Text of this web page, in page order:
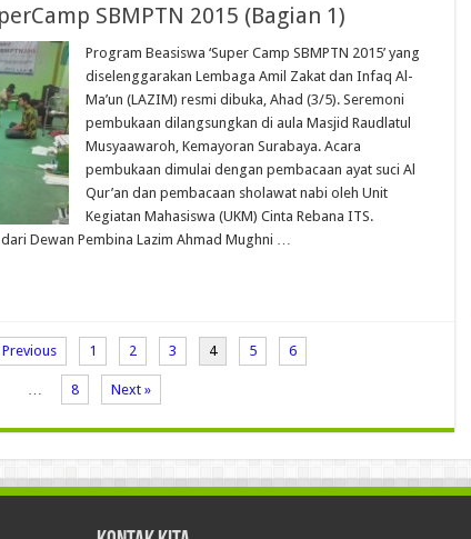
SBMPTN 2015 (Bagian 1)
Program Beasiswa ‘Super Camp SBMPTN 2015’ yang
diselenggarakan Lembaga Amil Zakat dan Infaq Al-
Ma’un (LAZIM) resmi dibuka, Ahad (3/5). Seremoni
pembukaan dilangsungkan di aula Masjid Raudlatul
Musyaawaroh, Kemayoran Surabaya. Acara
pembukaan dimulai dengan pembacaan ayat suci Al
Qur’an dan pembacaan sholawat nabi oleh Unit
Kegiatan Mahasiswa (UKM) Cinta Rebana ITS.
Dewan Pembina Lazim Ahmad Mughni …
Previous 1 2 3 4 5 6
8 Next »